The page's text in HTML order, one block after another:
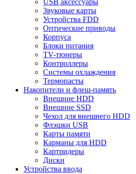
USB аксессуары
Звуковые карты
Устройства FDD
Оптические приводы
Корпуса
Блоки питания
TV-тюнеры
Контроллеры
Системы охлаждения
Термопасты
Накопители и флеш-память
Внешние HDD
Внешние SSD
Чехол для внешнего HDD
Флэшки USB
Карты памяти
Карманы для HDD
Картридеры
Диски
Устройства ввода